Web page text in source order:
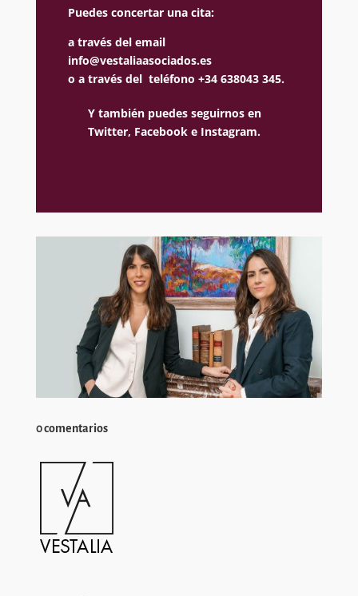
Puedes concertar una cita:
a través del email
info@vestaliaasociados.es
o a través del teléfono +34 638043 345.
Y también puedes seguirnos en
Twitter, Facebook e Instagram.
0 comentarios